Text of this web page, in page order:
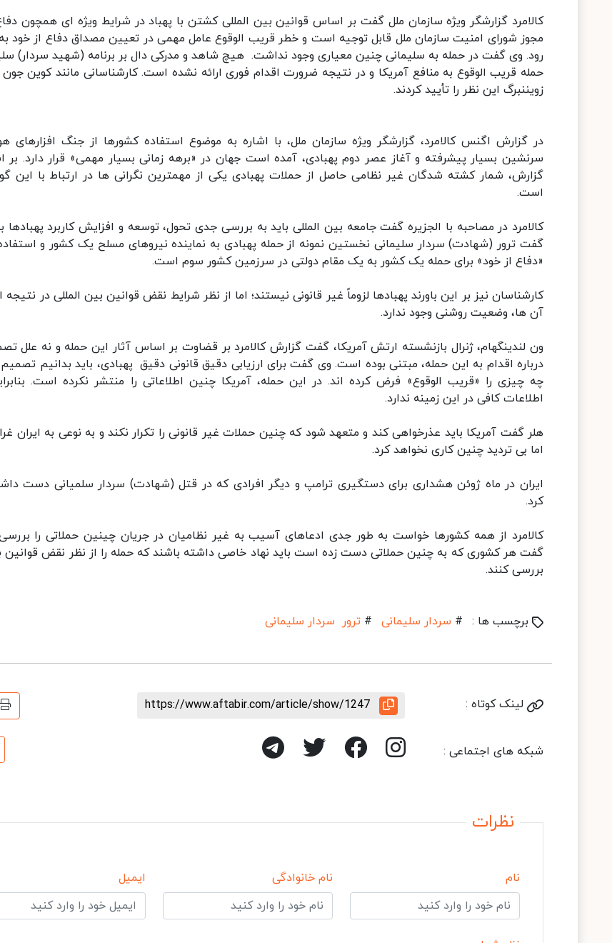
کالامرد گزارشگر ویژه سازمان ملل گفت بر اساس قوانین بین المللی کشتن با پهباد در شرایط ویژه ای همچون
مجوز شورای امنیت سازمان ملل قابل توجیه است و خطر قریب الوقوع عامل مهمی در تعیین مصداق دفاع از خود
رود. وی گفت در حمله به سلیمانی چنین معیاری وجود نداشت. هیچ شاهد و مدرکی دال بر برنامه (شهید سردار)
حمله قریب الوقوع به منافع آمریکا و در نتیجه ضرورت اقدام فوری ارائه نشده است. کارشناسانی مانند کوین
زویننبرگ این نظر را تأیید کردند.
در گزارش اگنس کالامرد، گزارشگر ویژه سازمان ملل، با اشاره به موضوع استفاده کشورها از جنگ افزارهای
سرنشین بسیار پیشرفته و آغاز عصر دوم پهبادی، آمده است جهان در «برهه زمانی بسیار مهمی» قرار دارد.
گزارش، شمار کشته شدگان غیر نظامی حاصل از حملات پهبادی یکی از مهمترین نگرانی ها در ارتباط با این
است.
کالامرد در مصاحبه با الجزیره گفت جامعه بین المللی باید به بررسی جدی تحول، توسعه و افزایش کاربرد پهبادها
گفت ترور (شهادت) سردار سلیمانی نخستین نمونه از حمله پهبادی به نماینده نیروهای مسلح یک کشور و
«دفاع از خود» برای حمله یک کشور به یک مقام دولتی در سرزمین کشور سوم است.
کارشناسان نیز بر این باورند پهبادها لزوماً غیر قانونی نیستند؛ اما از نظر شرایط نقض قوانین بین المللی در نتیجه
آن ها، وضعیت روشنی وجود ندارد.
ون لندینگهام، ژنرال بازنشسته ارتش آمریکا، گفت گزارش کالامرد بر قضاوت بر اساس آثار این حمله و نه علل
درباره اقدام به این حمله، مبتنی بوده است. وی گفت برای ارزیابی دقیق قانونی دقیق پهبادی، باید بدانیم
چه چیزی را «قریب الوقوع» فرض کرده اند. در این حمله، آمریکا چنین اطلاعاتی را منتشر نکرده است.
اطلاعات کافی در این زمینه ندارد.
هلر گفت آمریکا باید عذرخواهی کند و متعهد شود که چنین حملات غیر قانونی را تکرار نکند و به نوعی به ایران
اما بی تردید چنین کاری نخواهد کرد.
ایران در ماه ژوئن هشداری برای دستگیری ترامپ و دیگر افرادی که در قتل (شهادت) سردار سلمیانی دست
کرد.
کالامرد از همه کشورها خواست به طور جدی ادعاهای آسیب به غیر نظامیان در جریان چینین حملاتی را
گفت هر کشوری که به چنین حملاتی دست زده است باید نهاد خاصی داشته باشند که حمله را از نظر نقض قوانین
بررسی کنند.
برچسب ها : # سردار سلیمانی # ترور سردار سلیمانی
لینک کوتاه : https://www.aftabir.com/article/show/1247
شبکه های اجتماعی :
نظرات
نام نام خانوادگی ایمیل